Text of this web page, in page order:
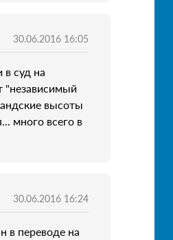
30.06.2016 16:05
суд на
"независимый
высоты
много всего в
30.06.2016 16:24
в переводе на